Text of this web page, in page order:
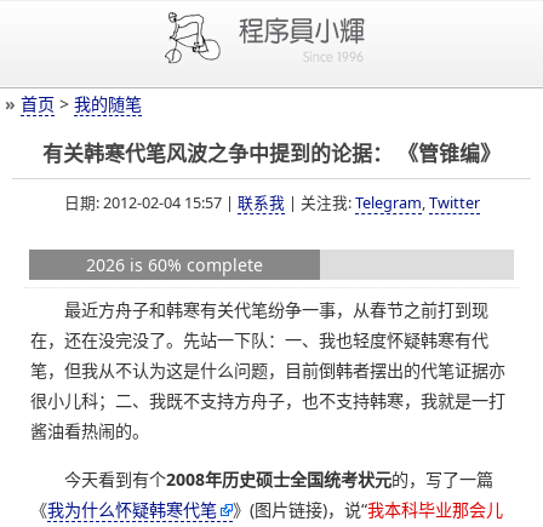
» 首页 > 我的随笔
有关韩寒代笔风波之争中提到的论据： 《管锥编》
日期: 2012-02-04 15:57 | 联系我| 关注我:Telegram,Twitter
2026 is 60% complete
最近方舟子和韩寒有关代笔纷争一事，从春节之前打到现
在，还在没完没了。先站一下队：一、我也轻度怀疑韩寒有代
笔，但我从不认为这是什么问题，目前倒韩者摆出的代笔证据亦
很小儿科；二、我既不支持方舟子，也不支持韩寒，我就是一打
酱油看热闹的。
今天看到有个2008年历史硕士全国统考状元的，写了一篇
《我为什么怀疑韩寒代笔 》(图片链接)，说“我本科毕业那会儿